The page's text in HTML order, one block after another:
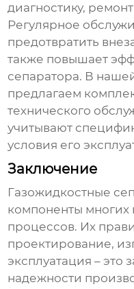
диагностику,
Регулярное
предотвратить
также повышает
сепаратора. В
предлагаем
технического
учитывают
условия его
Заключение
Газожидкостные
компоненты
процессов. Их
проектирование,
эксплуатация – это
надежности